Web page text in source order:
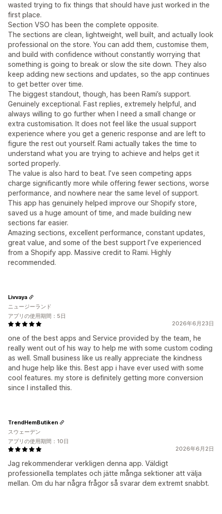
wasted trying to fix things that should have just worked in the
first place.
Section VSO has been the complete opposite.
The sections are clean, lightweight, well built, and actually look
professional on the store. You can add them, customise them,
and build with confidence without constantly worrying that
something is going to break or slow the site down. They also
keep adding new sections and updates, so the app continues
to get better over time.
The biggest standout, though, has been Rami’s support.
Genuinely exceptional. Fast replies, extremely helpful, and
always willing to go further when I need a small change or
extra customisation. It does not feel like the usual support
experience where you get a generic response and are left to
figure the rest out yourself. Rami actually takes the time to
understand what you are trying to achieve and helps get it
sorted properly.
The value is also hard to beat. I’ve seen competing apps
charge significantly more while offering fewer sections, worse
performance, and nowhere near the same level of support.
This app has genuinely helped improve our Shopify store,
saved us a huge amount of time, and made building new
sections far easier.
Amazing sections, excellent performance, constant updates,
great value, and some of the best support I’ve experienced
from a Shopify app. Massive credit to Rami. Highly
recommended.
2026年6月23日
one of the best apps and Service provided by the team, he
really went out of his way to help me with some custom coding
as well. Small business like us really appreciate the kindness
and huge help like this. Best app i have ever used with some
cool features. my store is definitely getting more conversion
since I installed this.
Livvaya
ニュージーランド
アプリの使用期間：5日
2026年6月2日
Jag rekommenderar verkligen denna app. Väldigt
professionella templates och jätte många sektioner att välja
mellan. Om du har några frågor så svarar dem extremt snabbt.
TrendHemButiken
スウェーデン
アプリの使用期間：10日